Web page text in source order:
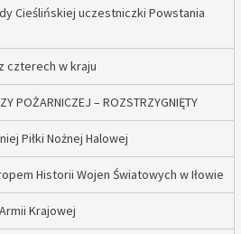
Cieślińskiej uczestniczki Powstania
czterech w kraju
POŻARNICZEJ – ROZSTRZYGNIĘTY
Piłki Nożnej Halowej
Historii Wojen Światowych w Iłowie
Krajowej